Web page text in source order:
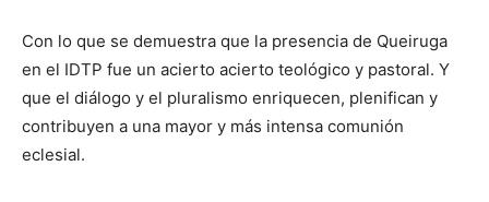
Con lo que se demuestra que la presencia de Queiruga
en el IDTP fue un acierto acierto teológico y pastoral. Y
que el diálogo y el pluralismo enriquecen, plenifican y
contribuyen a una mayor y más intensa comunión
eclesial.